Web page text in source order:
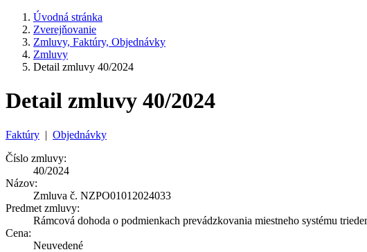
Úvodná stránka
Zverejňovanie
Zmluvy, Faktúry, Objednávky
Zmluvy
Detail zmluvy 40/2024
Detail zmluvy 40/2024
Faktúry | Objednávky
Číslo zmluvy:
40/2024
Názov:
Zmluva č. NZPO01012024033
Predmet zmluvy:
Rámcová dohoda o podmienkach prevádzkovania miestneho systému
Cena:
Neuvedené